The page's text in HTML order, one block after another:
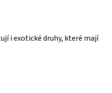
i exotické druhy, které mají